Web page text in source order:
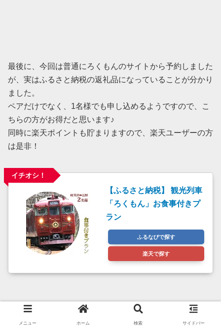
最後に、今回は普通にろくもんのサイトから予約しました
が、実はふるさと納税の返礼品になっていることが分かり
ました。
ペアだけでなく、1名様でも申し込めるようですので、こ
ちらの方がお得だと思います♪
同時に楽天ポイントも貯まりますので、楽天ユーザーの方
は是非！
【ふるさと納税】 観光列車
「ろくもん」お食事付きプ
ラン
ふるなびで探す
楽天で探す
イチオシ！
旅行記 RICOH GR IIIx
メニュー ホーム 検索 サイドバー